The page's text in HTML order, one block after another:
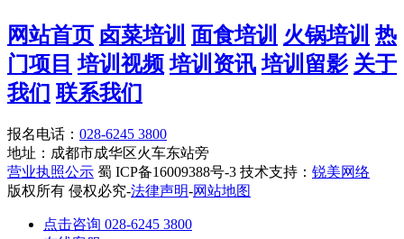
网站首页 卤菜培训 面食培训 火锅培训 热
门项目 培训视频 培训资讯 培训留影 关于
我们 联系我们
报名电话： 028-6245 3800
地址：成都市成华区火车东站旁
营业执照公示 蜀 ICP备16009388号-3 技术支持： 锐美网络
版权所有 侵权必究-法律声明-网站地图
点击咨询 028-6245 3800